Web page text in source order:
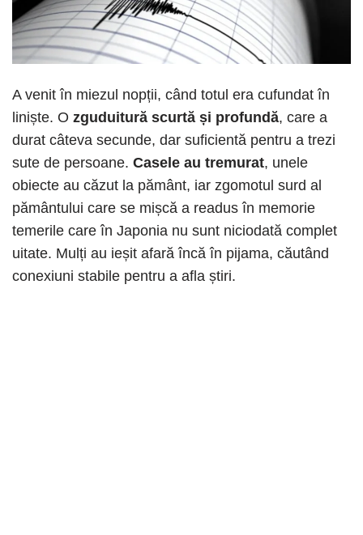
A venit în miezul nopții, când totul era cufundat în
liniște. O zguduitură scurtă și profundă, care a
durat câteva secunde, dar suficientă pentru a trezi
sute de persoane. Casele au tremurat, unele
obiecte au căzut la pământ, iar zgomotul surd al
pământului care se mișcă a readus în memorie
temerile care în Japonia nu sunt niciodată complet
uitate. Mulți au ieșit afară încă în pijama, căutând
conexiuni stabile pentru a afla știri.